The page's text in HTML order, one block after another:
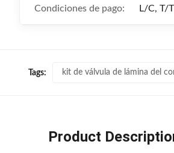
Condiciones de pago: L/C, T/T
Tags: kit de válvula de lámina del
Product